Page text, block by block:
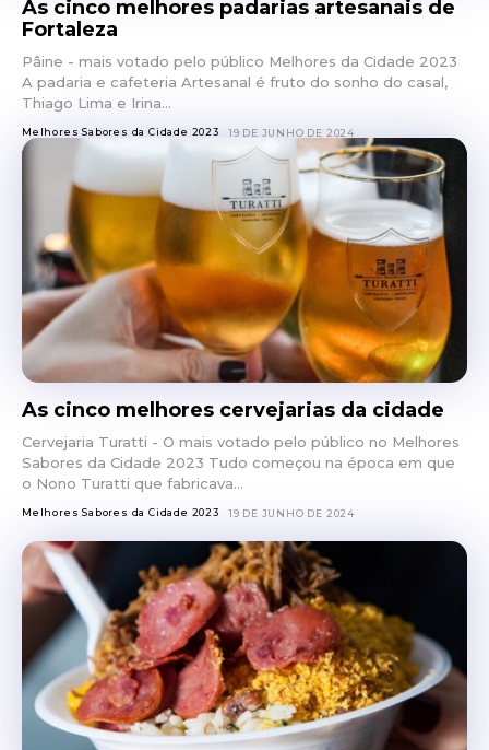
As cinco melhores padarias artesanais de
Fortaleza
Pâine - mais votado pelo público Melhores da Cidade 2023
A padaria e cafeteria Artesanal é fruto do sonho do casal,
Thiago Lima e Irina...
Melhores Sabores da Cidade 2023 19 DE JUNHO DE 2024
As cinco melhores cervejarias da cidade
Cervejaria Turatti - O mais votado pelo público no Melhores
Sabores da Cidade 2023 Tudo começou na época em que
o Nono Turatti que fabricava...
Melhores Sabores da Cidade 2023 19 DE JUNHO DE 2024